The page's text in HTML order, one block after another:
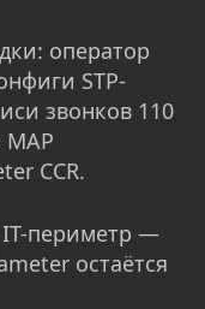
оператор
STP-
звонков 110
CCR.
IT-периметр —
остаётся